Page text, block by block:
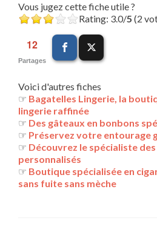
Vous jugez cette fiche utile ?
Rating: 3.0/5 (2
12
Partages
Voici d'autres fiches
☞ Bagatelles Lingerie, la
lingerie raffinée
☞ Des gâteaux en bonbons
☞ Préservez votre entourage
☞ Découvrez le spécialiste
personnalisés
☞ Boutique spécialisée en
sans fuite sans mèche